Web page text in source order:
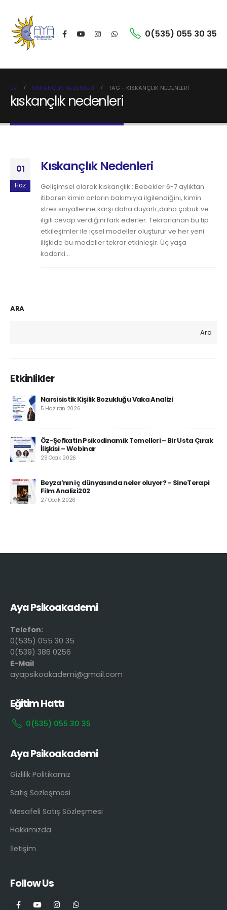
0(535) 055 30 35
EV KISKANÇLIK NEDENLERI TAG - KISKANÇLIK NEDENLERI
kıskançlık nedenleri
01
Haz
Kıskançlık Nedenleri
Gelişimsel olarak kıskançlık : Bebekler 6-7 aylıktan
itibaren kimin onların bakımıyla ilgilendiğini, kimin
stres sinyallerine karşı daha duyarlı ,daha çabuk ve
ilgili cevap verdiğini fark ederler. Tekrarlanan bu tip
etkileşimler ile içsel modeller oluşturur ve her yeni
ilişkide bu modeller tekrar etkinleşir. Üç yaşa
kadarki...
ARA
Ara
Etkinlikler
Narsisistik Kişilik Bozukluğu Vaka Analizi
5 Haziran 2026
Öz-Şefkatin Psikodinamik Temelleri – Bir Usta Çırak
İlişkisi – Webinar
29 Ocak 2026
Beyza’nın iç dünyasında neler oluyor? – SineTerapi
Film Analizi202
27 Ocak 2026
Aya Psikoakademi
Telefon:
0(535) 055 30 35
0(539) 386 0256
E-Mail
ayapsikoakademi@gmail.com
Eğitim Hattı
0(535) 055 30 35
Aya Psikoakademi
Gizlilik Politikamız
Satış Sözleşmesi
Mesafeli Satış Sözleşmesi
Hakkımızda
İletişim
Follow Us